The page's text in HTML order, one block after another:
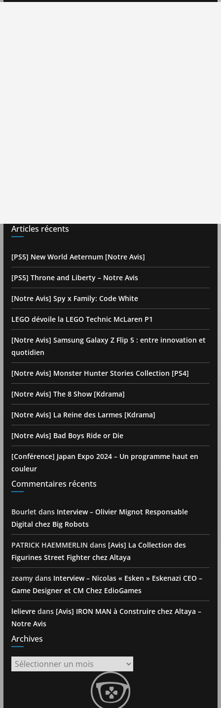
Articles récents
[PS5] New World Aeternum [Notre Avis]
[PS5] Throne and Liberty – Notre Avis
[Notre Avis] Spy x Family: Code White
LEGO dévoile la LEGO Technic McLaren P1
[Notre Avis] Samsung Galaxy Z Flip 5 : entre innovation et
quotidien
[Notre Avis] Monster Hunter Stories Collection [PS4]
[Notre Avis] The 8 Show [Kdrama]
[Notre Avis] La Reine des Larmes [Kdrama]
[Notre Avis] Bad Boys Ride or Die
[Conférence] Japan Expo 2024 – Un programme haut en
couleur
Commentaires récents
Bourlet dans Interview – Olivier Mignot Responsable
Digital chez Big Robots
PATRICK HAEMMERLIN dans [Avis] La Collection des
Figurines Street Fighter chez Altaya
zeamydans Interview – Nicolas « Esken » Eskenazi CEO –
Game Designer et CM Chez EdioGames
lelievredans [Avis] IRON MAN à Construire chez Altaya –
Notre Avis
Archives
Archives